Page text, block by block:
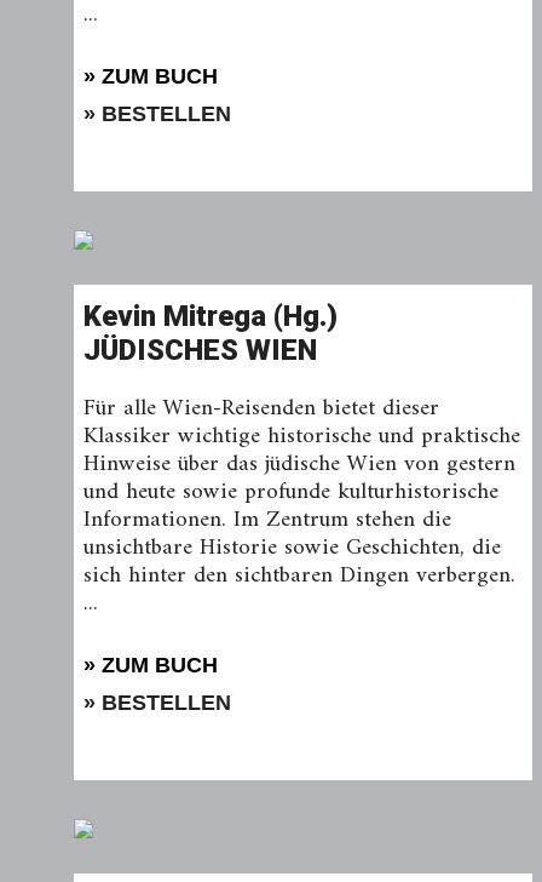
...
» ZUM BUCH
» BESTELLEN
Kevin Mitrega (Hg.)
JÜDISCHES WIEN
Für alle Wien-Reisenden bietet dieser
Klassiker wichtige historische und praktische
Hinweise über das jüdische Wien von gestern
und heute sowie profunde kultur­historische
Informationen. Im Zentrum stehen die
unsichtbare Historie sowie Geschichten, die
sich hinter den sicht­baren Dingen verbergen.
...
» ZUM BUCH
» BESTELLEN